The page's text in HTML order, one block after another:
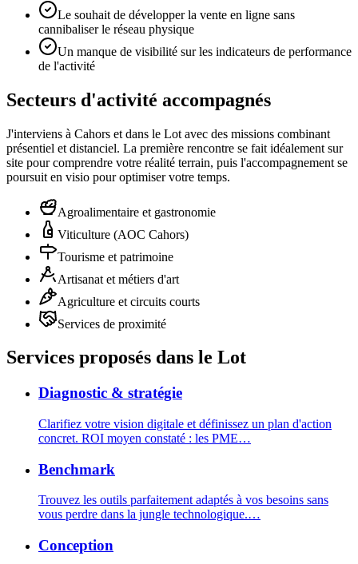
Le souhait de développer la vente en ligne sans
cannibaliser le réseau physique
Un manque de visibilité sur les indicateurs de performance
de l'activité
Secteurs d'activité accompagnés
J'interviens à Cahors et dans le Lot avec des missions combinant
présentiel et distanciel. La première rencontre se fait idéalement sur
site pour comprendre votre réalité terrain, puis l'accompagnement se
poursuit en visio pour optimiser votre temps.
Agroalimentaire et gastronomie
Viticulture (AOC Cahors)
Tourisme et patrimoine
Artisanat et métiers d'art
Agriculture et circuits courts
Services de proximité
Services proposés dans le Lot
Diagnostic & stratégie
Clarifiez votre vision digitale et définissez un plan d'action
concret. ROI moyen constaté : les PME…
Benchmark
Trouvez les outils parfaitement adaptés à vos besoins sans
vous perdre dans la jungle technologique.…
Conception